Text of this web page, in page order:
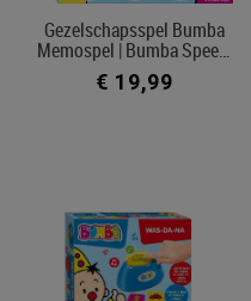
Gezelschapsspel Bumba
Memospel | Bumba Spee…
€ 19,99